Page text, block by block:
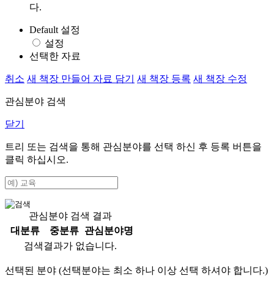
다.
Default 설정
설정
선택한 자료
취소 새 책장 만들어 자료 담기 새 책장 등록 새 책장 수정
관심분야 검색
닫기
트리 또는 검색을 통해 관심분야를 선택 하신 후 등록 버튼을
클릭 하십시오.
관심분야 검색 결과
대분류
중분류
관심분야명
검색결과가 없습니다.
선택된 분야 (선택분야는 최소 하나 이상 선택 하셔야 합니다.)